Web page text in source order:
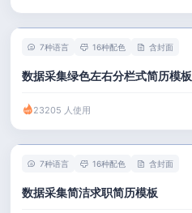
7种语言 16种配色 含封面
数据采集绿色左右分栏式简历模板
23205 人使用
7种语言 16种配色 含封面
数据采集简洁求职简历模板